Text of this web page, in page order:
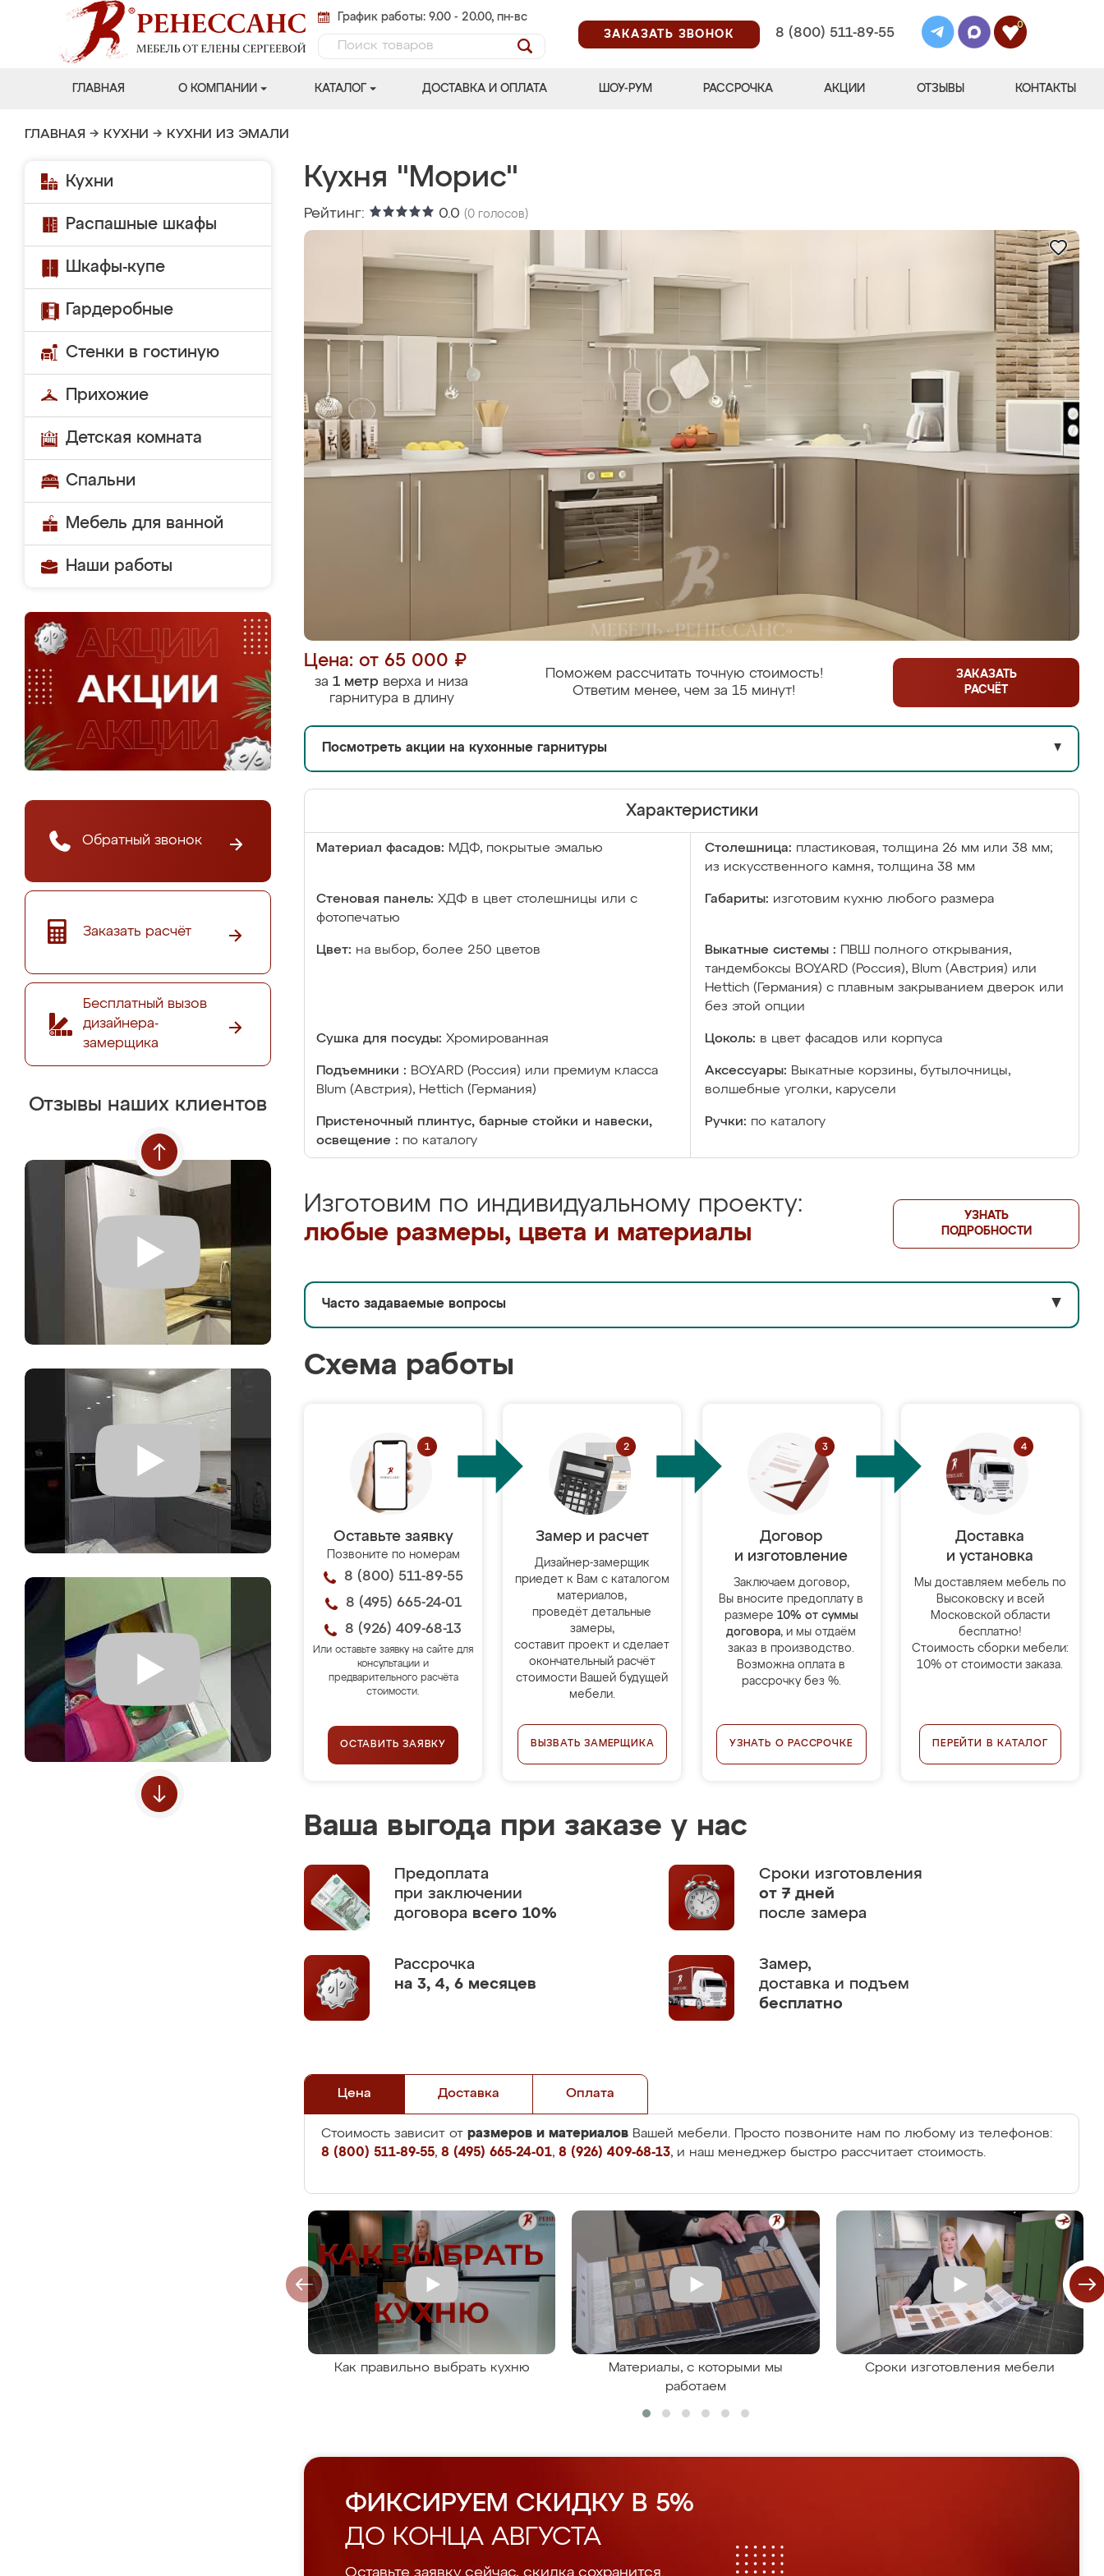
График работы: 9.00 - 20.00, пн-вс
ЗАКАЗАТЬ ЗВОНОК
8 (800) 511-89-55
0
ГЛАВНАЯ О КОМПАНИИ КАТАЛОГ ДОСТАВКА И ОПЛАТА ШОУ-РУМ РАССРОЧКА АКЦИИ ОТЗЫВЫ КОНТАКТЫ
ГЛАВНАЯ → КУХНИ → КУХНИ ИЗ ЭМАЛИ
Кухни
Распашные шкафы
Шкафы-купе
Гардеробные
Стенки в гостиную
Прихожие
Детская комната
Спальни
Мебель для ванной
Наши работы
Обратный звонок
Заказать расчёт
Бесплатный вызов
дизайнера-
замерщика
Отзывы наших клиентов
Кухня "Морис"
Рейтинг: 0.0 (0 голосов)
Цена: от 65 000 ₽
за 1 метр верха и низа
гарнитура в длину
Поможем рассчитать точную стоимость!
Ответим менее, чем за 15 минут!
ЗАКАЗАТЬ
РАСЧЁТ
Посмотреть акции на кухонные гарнитуры ▼
Характеристики
Материал фасадов: МДФ, покрытые эмалью Столешница: пластиковая, толщина 26 мм или 38 мм;
из искусственного камня, толщина 38 мм
Стеновая панель: ХДФ в цвет столешницы или с
фотопечатью
Габариты: изготовим кухню любого размера
Цвет: на выбор, более 250 цветов Выкатные системы :
ПВШ полного открывания,
тандембоксы BOYARD (Россия), Blum (Австрия) или
Hettich (Германия) с плавным закрыванием дверок или
без этой опции
Сушка для посуды: Хромированная Цоколь: в цвет фасадов или корпуса
Подъемники : BOYARD (Россия) или премиум класса
Blum (Австрия), Hettich (Германия)
Аксессуары: Выкатные корзины, бутылочницы,
волшебные уголки, карусели
Пристеночный плинтус, барные стойки и навески,
освещение : по каталогу
Ручки: по каталогу
Изготовим по индивидуальному проекту:
любые размеры, цвета и материалы
УЗНАТЬ
ПОДРОБНОСТИ
Часто задаваемые вопросы ▼
Схема работы
Оставьте заявку
Позвоните по номерам
8 (800) 511-89-55
8 (495) 665-24-01
8 (926) 409-68-13
Или оставьте заявку на сайте для
консультации и
предварительного расчёта
стоимости.
ОСТАВИТЬ ЗАЯВКУ
Замер и расчет
Дизайнер-замерщик
приедет к Вам с каталогом
материалов,
проведёт детальные
замеры,
составит проект и сделает
окончательный расчёт
стоимости Вашей будущей
мебели.
ВЫЗВАТЬ ЗАМЕРЩИКА
Договор
и изготовление
Заключаем договор,
Вы вносите предоплату в
размере 10% от суммы
договора, и мы отдаём
заказ в производство.
Возможна оплата в
рассрочку без %.
УЗНАТЬ О РАССРОЧКЕ
Доставка
и установка
Мы доставляем мебель по
Высоковску и всей
Московской области
бесплатно!
Стоимость сборки мебели:
10% от стоимости заказа.
ПЕРЕЙТИ В КАТАЛОГ
Ваша выгода при заказе у нас
Предоплата
при заключении
договора всего 10%
Сроки изготовления
от 7 дней
после замера
Рассрочка
на 3, 4, 6 месяцев
Замер,
доставка и подъем
бесплатно
Цена Доставка Оплата
Стоимость зависит от размеров и материалов Вашей мебели. Просто позвоните нам по любому из телефонов:
8 (800) 511-89-55, 8 (495) 665-24-01, 8 (926) 409-68-13, и наш менеджер быстро рассчитает стоимость.
Как правильно выбрать кухню
Материалы, с которыми мы
работаем
Сроки изготовления мебели
ФИКСИРУЕМ СКИДКУ В 5%
ДО КОНЦА АВГУСТА
Оставьте заявку сейчас, скидка сохранится.